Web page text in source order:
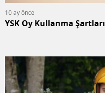
10 ay önce
YSK Oy Kullanma Şartları